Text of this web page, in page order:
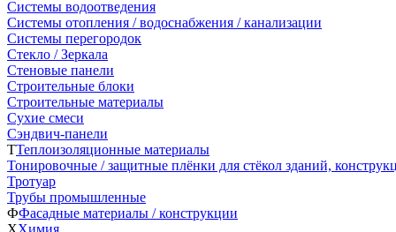
Системы водоотведения
Системы отопления / водоснабжения / канализации
Системы перегородок
Стекло / Зеркала
Стеновые панели
Строительные блоки
Строительные материалы
Сухие смеси
Сэндвич-панели
ТТеплоизоляционные материалы
Тонировочные / защитные плёнки для стёкол зданий,
Тротуар
Трубы промышленные
ФФасадные материалы / конструкции